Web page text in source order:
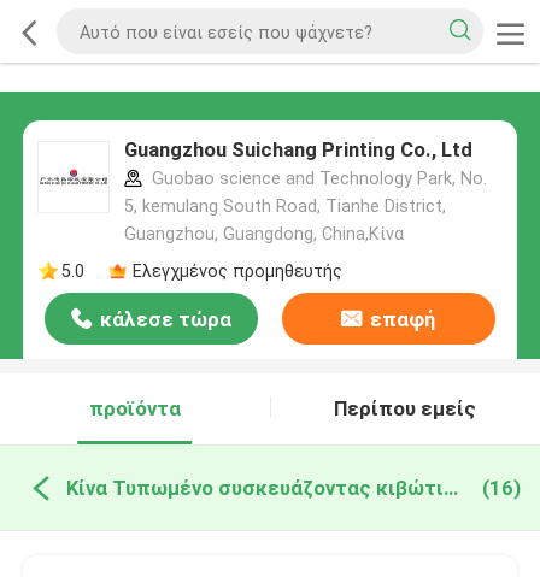
Guangzhou Suichang Printing Co., Ltd
Guobao science and Technology Park, No.
5, kemulang South Road, Tianhe District,
Guangzhou, Guangdong, China,Κίνα
5.0
Ελεγχμένος προμηθευτής
κάλεσε τώρα επαφή
προϊόντα Περίπου εμείς
Κίνα Τυπωμένο συσκευάζοντας κιβώτιο εγγράφου (16)